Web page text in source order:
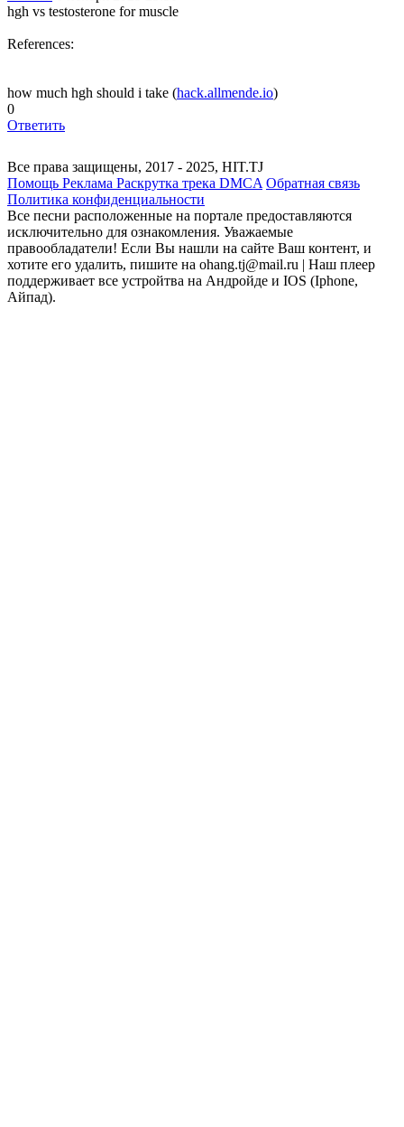
hgh vs testosterone for muscle
References:
how much hgh should i take (hack.allmende.io)
0
Ответить
Все права защищены, 2017 - 2025, HIT.TJ
Помощь Реклама Раскрутка трека DMCA Обратная связь
Политика конфиденциальности
Все песни расположенные на портале предоставляются
исключительно для ознакомления. Уважаемые
правообладатели! Если Вы нашли на сайте Ваш контент, и
хотите его удалить, пишите на ohang.tj@mail.ru | Наш плеер
поддерживает все устройтва на Андройде и IOS (Iphone,
Айпад).